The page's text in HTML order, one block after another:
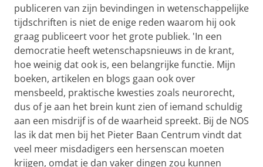
publiceren van zijn bevindingen in wetenschappelijke
tijdschriften is niet de enige reden waarom hij ook
graag publiceert voor het grote publiek. 'In een
democratie heeft wetenschapsnieuws in de krant,
hoe weinig dat ook is, een belangrijke functie. Mijn
boeken, artikelen en blogs gaan ook over
mensbeeld, praktische kwesties zoals neurorecht,
dus of je aan het brein kunt zien of iemand schuldig
aan een misdrijf is of de waarheid spreekt. Bij de NOS
las ik dat men bij het Pieter Baan Centrum vindt dat
veel meer misdadigers een hersenscan moeten
krijgen, omdat je dan vaker dingen zou kunnen